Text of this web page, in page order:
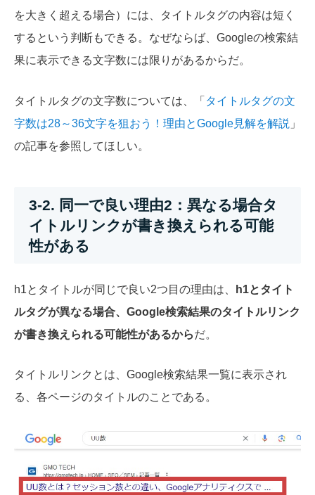
を大きく超える場合）には、タイトルタグの内容は短く
するという判断もできる。なぜならば、Googleの検索結
果に表示できる文字数には限りがあるからだ。
タイトルタグの文字数については、「 タイトルタグの文
字数は28～36文字を狙おう！理由とGoogle見解を解説 」
の記事を参照してほしい。
3-2. 同一で良い理由2：異なる場合タ
イトルリンクが書き換えられる可能
性がある
h1とタイトルが同じで良い2つ目の理由は、
h1とタイト
ルタグが異なる場合、Google検索結果のタイトルリンク
が書き換えられる可能性があるからだ。
タイトルリンクとは、Google検索結果一覧に表示され
る、各ページのタイトルのことである。